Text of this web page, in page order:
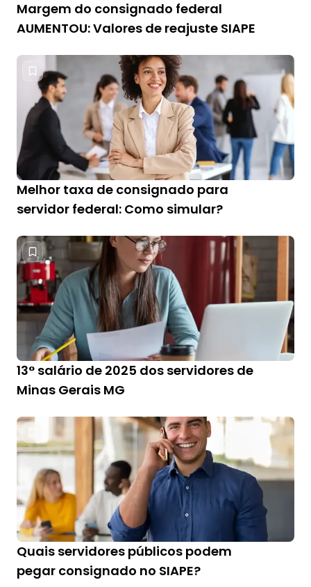
Margem do consignado federal
AUMENTOU: Valores de reajuste SIAPE
Melhor taxa de consignado para
servidor federal: Como simular?
13° salário de 2025 dos servidores de
Minas Gerais MG
Quais servidores públicos podem
pegar consignado no SIAPE?